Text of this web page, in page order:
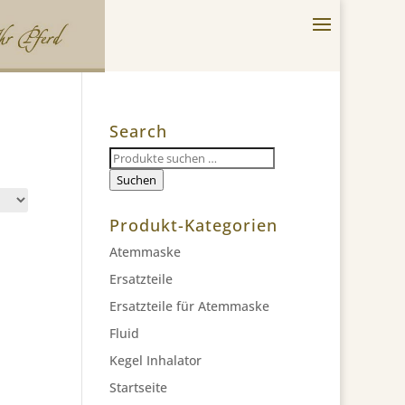
Search
Suchen
nach:
Suchen
Produkt-Kategorien
Atemmaske
Ersatzteile
Ersatzteile für Atemmaske
Fluid
Kegel Inhalator
Startseite